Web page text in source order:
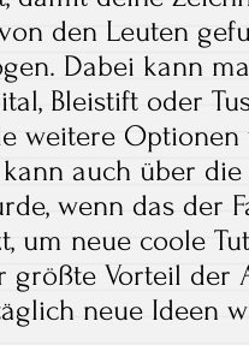
den Leuten
Dabei kann
Bleistift oder
weitere Optionen
auch über
wenn das der
um neue coole
größte Vorteil der
neue Ideen